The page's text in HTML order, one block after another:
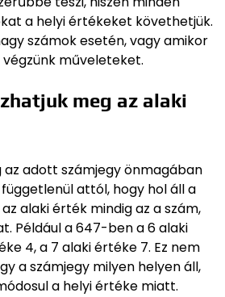
a helyi értékeket követhetjük.
számok esetén, vagy amikor
műveleteket.
meg az alaki
az adott számjegy önmagában
attól, hogy hol áll a
alaki érték mindig az a szám,
Például a 647-ben a 6 alaki
4, a 7 alaki értéke 7. Ez nem
a számjegy milyen helyen áll,
a helyi értéke miatt.